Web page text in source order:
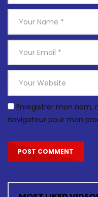
Enregistrer mon
navigateur pour mon